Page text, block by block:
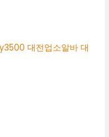
대전업소알바 대